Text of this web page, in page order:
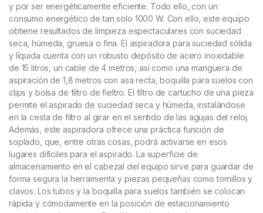
y por ser energéticamente eficiente. Todo ello, con un
consumo energético de tan solo 1000 W. Con ello, este equipo
obtiene resultados de limpieza espectaculares con suciedad
seca, húmeda, gruesa o fina. El aspiradora para suciedad sólida
y líquida cuenta con un robusto depósito de acero inoxidable
de 15 litros, un cable de 4 metros, así como una manguera de
aspiración de 1,8 metros con asa recta, boquilla para suelos con
clips y bolsa de filtro de fieltro. El filtro de cartucho de una pieza
permite el aspirado de suciedad seca y húmeda, instalándose
en la cesta de filtro al girar en el sentido de las agujas del reloj.
Además, este aspiradora ofrece una práctica función de
soplado, que, entre otras cosas, podrá activarse en esos
lugares difíciles para el aspirado. La superficie de
almacenamiento en el cabezal del equipo sirve para guardar de
forma segura la herramienta y piezas pequeñas como tornillos y
clavos. Los tubos y la boquilla para suelos también se colocan
rápida y cómodamente en la posición de estacionamiento